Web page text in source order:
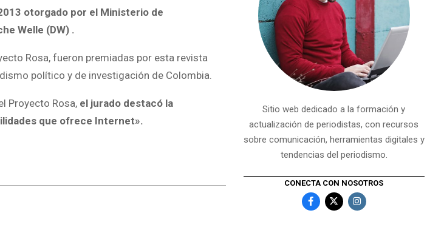
otorgado por el Ministerio de
Welle (DW) .
Rosa, fueron premiadas por esta revista
político y de investigación de Colombia.
Proyecto Rosa, el jurado destacó la
que ofrece Internet».
Sitio web dedicado a la formación y
actualización de periodistas, con recursos
sobre comunicación, herramientas digitales y
tendencias del periodismo.
CONECTA CON NOSOTROS